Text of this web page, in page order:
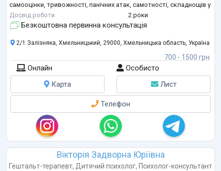
самооцінки, тривожності, панічних атак, самотності, складнощів у
стосунках та втрати близької людини.
Для мене терапія — це не про «виправит...
Досвід роботи 2 роки
Безкоштовна первинна консультація
700 - 1500 грн
2/1 Залізняка, Хмельницький, 29000, Хмельницька область, Україна
Онлайн
Особисто
Карта
Лист
Телефон
Вікторія Задворна Юріївна
Гештальт-терапевт, Дитячий психолог, Психолог-консультант